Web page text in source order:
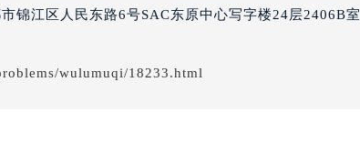
路积家售后服务中心（需提前预约）
街积家售后服务中心（需提前预约）
街积家售后服务中心（需提前预约）
锦江区人民东路6号SAC东原中心写字楼24层2406B室
wulumuqi/18233.html